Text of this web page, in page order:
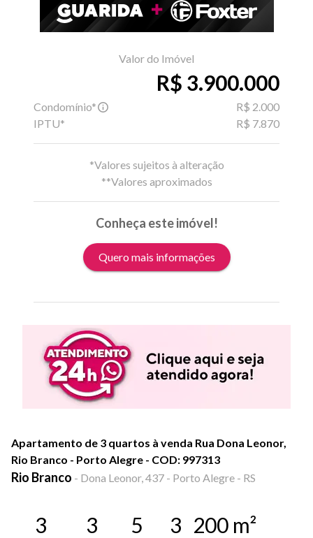
Valor do Imóvel
R$ 3.900.000
Condomínio*
R$ 2.000
IPTU*
R$ 7.870
*Valores sujeitos à alteração
**Valores aproximados
Conheça este imóvel!
Quero mais informações
Apartamento de 3 quartos à venda Rua Dona Leonor,
Rio Branco - Porto Alegre - COD: 997313
Rio Branco - Dona Leonor, 437 - Porto Alegre - RS
3 3 5 3 200 m²